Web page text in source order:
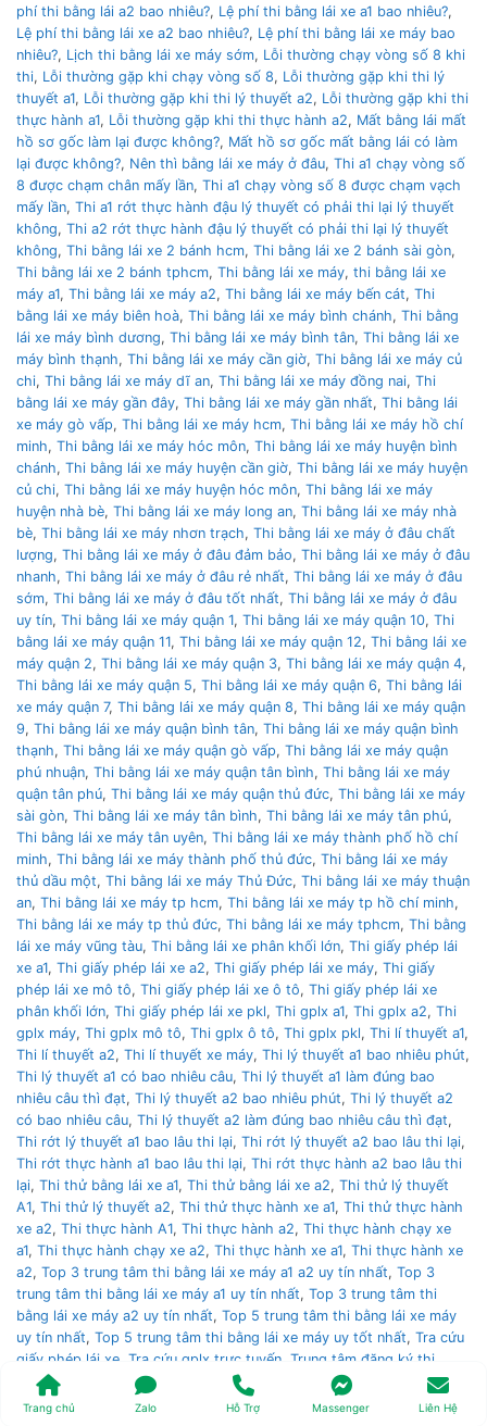
phí thi bằng lái a2 bao nhiêu?, Lệ phí thi bằng lái xe a1 bao nhiêu?,
Lệ phí thi bằng lái xe a2 bao nhiêu?, Lệ phí thi bằng lái xe máy bao
nhiêu?, Lịch thi bằng lái xe máy sớm, Lỗi thường chạy vòng số 8 khi
thi, Lỗi thường gặp khi chạy vòng số 8, Lỗi thường gặp khi thi lý
thuyết a1, Lỗi thường gặp khi thi lý thuyết a2, Lỗi thường gặp khi thi
thực hành a1, Lỗi thường gặp khi thi thực hành a2, Mất bằng lái mất
hồ sơ gốc làm lại được không?, Mất hồ sơ gốc mất bằng lái có làm
lại được không?, Nên thì bằng lái xe máy ở đâu, Thi a1 chạy vòng số
8 được chạm chân mấy lần, Thi a1 chạy vòng số 8 được chạm vạch
mấy lần, Thi a1 rớt thực hành đậu lý thuyết có phải thi lại lý thuyết
không, Thi a2 rớt thực hành đậu lý thuyết có phải thi lại lý thuyết
không, Thi bằng lái xe 2 bánh hcm, Thi bằng lái xe 2 bánh sài gòn,
Thi bằng lái xe 2 bánh tphcm, Thi bằng lái xe máy, thi bằng lái xe
máy a1, Thi bằng lái xe máy a2, Thi bằng lái xe máy bến cát, Thi
bằng lái xe máy biên hoà, Thi bằng lái xe máy bình chánh, Thi bằng
lái xe máy bình dương, Thi bằng lái xe máy bình tân, Thi bằng lái xe
máy bình thạnh, Thi bằng lái xe máy cần giờ, Thi bằng lái xe máy củ
chi, Thi bằng lái xe máy dĩ an, Thi bằng lái xe máy đồng nai, Thi
bằng lái xe máy gần đây, Thi bằng lái xe máy gần nhất, Thi bằng lái
xe máy gò vấp, Thi bằng lái xe máy hcm, Thi bằng lái xe máy hồ chí
minh, Thi bằng lái xe máy hóc môn, Thi bằng lái xe máy huyện bình
chánh, Thi bằng lái xe máy huyện cần giờ, Thi bằng lái xe máy huyện
củ chi, Thi bằng lái xe máy huyện hóc môn, Thi bằng lái xe máy
huyện nhà bè, Thi bằng lái xe máy long an, Thi bằng lái xe máy nhà
bè, Thi bằng lái xe máy nhơn trạch, Thi bằng lái xe máy ở đâu chất
lượng, Thi bằng lái xe máy ở đâu đảm bảo, Thi bằng lái xe máy ở đâu
nhanh, Thi bằng lái xe máy ở đâu rẻ nhất, Thi bằng lái xe máy ở đâu
sớm, Thi bằng lái xe máy ở đâu tốt nhất, Thi bằng lái xe máy ở đâu
uy tín, Thi bằng lái xe máy quận 1, Thi bằng lái xe máy quận 10, Thi
bằng lái xe máy quận 11, Thi bằng lái xe máy quận 12, Thi bằng lái xe
máy quận 2, Thi bằng lái xe máy quận 3, Thi bằng lái xe máy quận 4,
Thi bằng lái xe máy quận 5, Thi bằng lái xe máy quận 6, Thi bằng lái
xe máy quận 7, Thi bằng lái xe máy quận 8, Thi bằng lái xe máy quận
9, Thi bằng lái xe máy quận bình tân, Thi bằng lái xe máy quận bình
thạnh, Thi bằng lái xe máy quận gò vấp, Thi bằng lái xe máy quận
phú nhuận, Thi bằng lái xe máy quận tân bình, Thi bằng lái xe máy
quận tân phú, Thi bằng lái xe máy quận thủ đức, Thi bằng lái xe máy
sài gòn, Thi bằng lái xe máy tân bình, Thi bằng lái xe máy tân phú,
Thi bằng lái xe máy tân uyên, Thi bằng lái xe máy thành phố hồ chí
minh, Thi bằng lái xe máy thành phố thủ đức, Thi bằng lái xe máy
thủ dầu một, Thi bằng lái xe máy Thủ Đức, Thi bằng lái xe máy thuận
an, Thi bằng lái xe máy tp hcm, Thi bằng lái xe máy tp hồ chí minh,
Thi bằng lái xe máy tp thủ đức, Thi bằng lái xe máy tphcm, Thi bằng
lái xe máy vũng tàu, Thi bằng lái xe phân khối lớn, Thi giấy phép lái
xe a1, Thi giấy phép lái xe a2, Thi giấy phép lái xe máy, Thi giấy
phép lái xe mô tô, Thi giấy phép lái xe ô tô, Thi giấy phép lái xe
phân khối lớn, Thi giấy phép lái xe pkl, Thi gplx a1, Thi gplx a2, Thi
gplx máy, Thi gplx mô tô, Thi gplx ô tô, Thi gplx pkl, Thi lí thuyết a1,
Thi lí thuyết a2, Thi lí thuyết xe máy, Thi lý thuyết a1 bao nhiêu phút,
Thi lý thuyết a1 có bao nhiêu câu, Thi lý thuyết a1 làm đúng bao
nhiêu câu thì đạt, Thi lý thuyết a2 bao nhiêu phút, Thi lý thuyết a2
có bao nhiêu câu, Thi lý thuyết a2 làm đúng bao nhiêu câu thì đạt,
Thi rớt lý thuyết a1 bao lâu thi lại, Thi rớt lý thuyết a2 bao lâu thi lại,
Thi rớt thực hành a1 bao lâu thi lại, Thi rớt thực hành a2 bao lâu thi
lại, Thi thử bằng lái xe a1, Thi thử bằng lái xe a2, Thi thử lý thuyết
A1, Thi thử lý thuyết a2, Thi thử thực hành xe a1, Thi thử thực hành
xe a2, Thi thực hành A1, Thi thực hành a2, Thi thực hành chạy xe
a1, Thi thực hành chạy xe a2, Thi thực hành xe a1, Thi thực hành xe
a2, Top 3 trung tâm thi bằng lái xe máy a1 a2 uy tín nhất, Top 3
trung tâm thi bằng lái xe máy a1 uy tín nhất, Top 3 trung tâm thi
bằng lái xe máy a2 uy tín nhất, Top 5 trung tâm thi bằng lái xe máy
uy tín nhất, Top 5 trung tâm thi bằng lái xe máy uy tốt nhất, Tra cứu
giấy phép lái xe Tra cứu gplx trực tuyến Trung tâm đăng ký thi
bằng lái xe nào uy tín nhất
Trung tâm thi bằng lái trung ương 3,
Trung tâm thi bằng lái xe á châu,Trung tâm thi bằng lái xe an cư
Trang chủ Zalo Hỗ Trợ Massenger Liên Hệ